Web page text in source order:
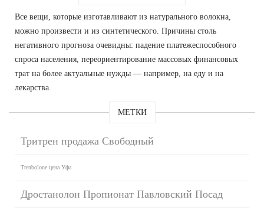
Все вещи, которые изготавливают из натурального волокна,
можно произвести и из синтетического. Причины столь
негативного прогноза очевидны: падение платежеспособного
спроса населения, переориентирование массовых финансовых
трат на более актуальные нужды — например, на еду и на
лекарства.
МЕТКИ
Тритрен продажа Свободный
Trenbolone цена Уфа
Дростанолон Пропионат Павловский Посад